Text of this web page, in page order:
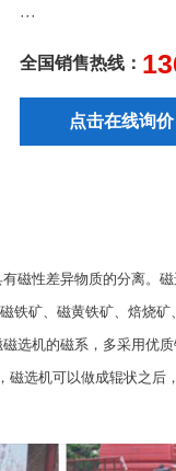
···
全国销售热线：
点击在线询价
磁性差异物质的分离。
铁矿、磁黄铁矿、焙烧
选机的磁系，多采用优
选机可以做成辊状之